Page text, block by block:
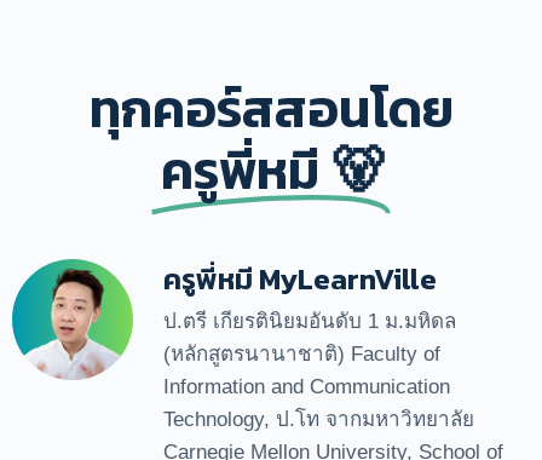
ทุกคอร์สสอนโดย
ครูพี่หมี 🐻
ครูพี่หมี MyLearnVille
ป.ตรี เกียรตินิยมอันดับ 1 ม.มหิดล
(หลักสูตรนานาชาติ) Faculty of
Information and Communication
Technology, ป.โท จากมหาวิทยาลัย
Carnegie Mellon University, School of